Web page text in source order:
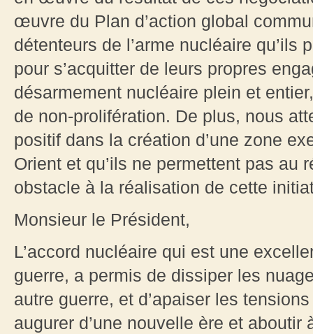
œuvre du Plan d’action global
détenteurs de l’arme nucléaire
pour s’acquitter de leurs propres
désarmement nucléaire plein et
de non-prolifération. De plus, nous
positif dans la création d’une zone
Orient et qu’ils ne permettent pas au
obstacle à la réalisation de cette
Monsieur le Président,
L’accord nucléaire qui est une
guerre, a permis de dissiper les
autre guerre, et d’apaiser les
augurer d’une nouvelle ère et